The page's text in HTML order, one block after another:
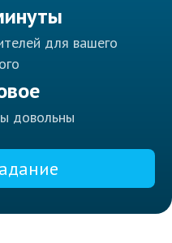
для вашего
довольны